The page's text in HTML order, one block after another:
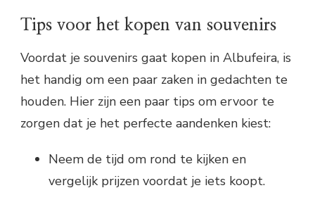
Tips voor het kopen van souvenirs
Voordat je souvenirs gaat kopen in Albufeira, is
het handig om een paar zaken in gedachten te
houden. Hier zijn een paar tips om ervoor te
zorgen dat je het perfecte aandenken kiest:
Neem de tijd om rond te kijken en
vergelijk prijzen voordat je iets koopt.